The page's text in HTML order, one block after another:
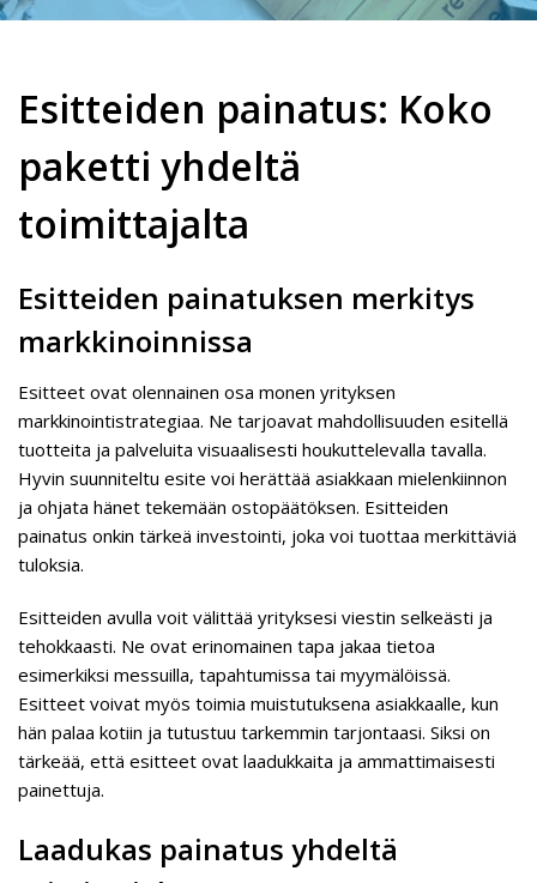
Esitteiden painatus: Koko
paketti yhdeltä
toimittajalta
Esitteiden painatuksen merkitys
markkinoinnissa
Esitteet ovat olennainen osa monen yrityksen
markkinointistrategiaa. Ne tarjoavat mahdollisuuden esitellä
tuotteita ja palveluita visuaalisesti houkuttelevalla tavalla.
Hyvin suunniteltu esite voi herättää asiakkaan mielenkiinnon
ja ohjata hänet tekemään ostopäätöksen. Esitteiden
painatus onkin tärkeä investointi, joka voi tuottaa merkittäviä
tuloksia.
Esitteiden avulla voit välittää yrityksesi viestin selkeästi ja
tehokkaasti. Ne ovat erinomainen tapa jakaa tietoa
esimerkiksi messuilla, tapahtumissa tai myymälöissä.
Esitteet voivat myös toimia muistutuksena asiakkaalle, kun
hän palaa kotiin ja tutustuu tarkemmin tarjontaasi. Siksi on
tärkeää, että esitteet ovat laadukkaita ja ammattimaisesti
painettuja.
Laadukas painatus yhdeltä